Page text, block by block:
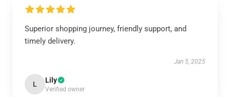
Superior shopping journey, friendly support, and
timely delivery.
Jan 5, 2025
L Lily
Verified owner